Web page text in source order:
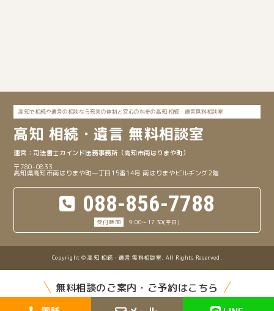
高知で相続や遺言の相談なら充実の体制と安心の料金の高知 相続・遺言無料相談室
高知 相続・遺言 無料相談室
司法書士カインド法務事務所 （高知市南はりまや町）
〒780-0833
高知県高知市南はりまや町一丁目15番14号 南はりまやビルヂング2階
088-856-7788
9:00～17:30(平日)
Copyright © 高知 相続・遺言 無料相談室. All Rights Reserved.
無料相談のご案内・ご予約はこちら